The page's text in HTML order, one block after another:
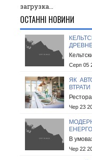
загрузка...
ОСТАННІ НОВИНИ
Серп 05
ЯК
Чер 23
В
Чер 22